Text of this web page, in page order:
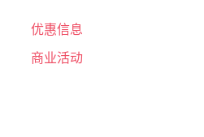
优惠信息
商业活动